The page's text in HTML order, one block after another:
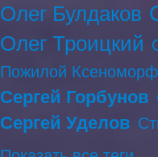
Олег Булдаков
Олег Троицкий
Пожилой Ксеноморф
Сергей Горбунов
Сергей Уделов